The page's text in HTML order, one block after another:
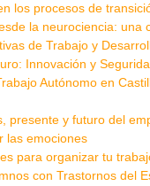
los procesos de
la neurociencia: una
de Trabajo y
Innovación y
Autónomo en
presente y futuro del
las emociones
para organizar tu
con Trastornos del